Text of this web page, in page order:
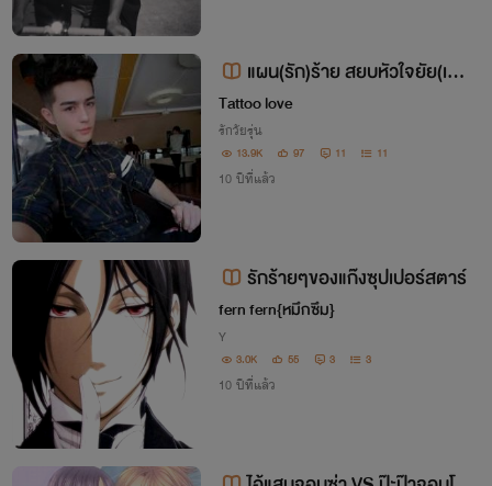
แผน(รัก)ร้าย สยบหัวใจยัย(เพื่อ
น)ตัวแสบ
Tattoo love
รักวัยรุ่น
13.9K 97 11 11
10 ปีที่แล้ว
รักร้ายๆของแก๊งซุปเปอร์สตาร์
fern fern{หมึกซึม}
Y
3.0K 55 3 3
10 ปีที่แล้ว